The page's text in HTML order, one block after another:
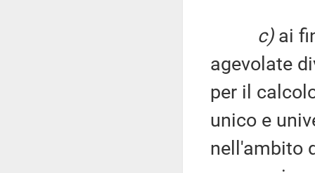
c)ai
agevolate
per il
unico e
nell'ambito